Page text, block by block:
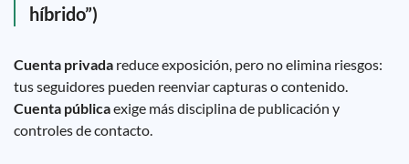
híbrido”)
Cuenta privada reduce exposición, pero no elimina riesgos:
tus seguidores pueden reenviar capturas o contenido.
Cuenta públicaexige más disciplina de publicación y
controles de contacto.